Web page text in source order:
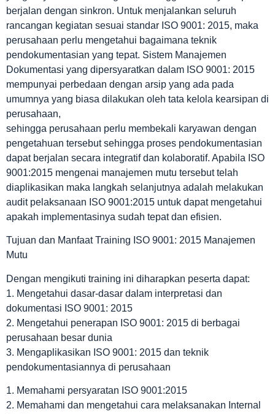
berjalan dengan sinkron. Untuk menjalankan seluruh
rancangan kegiatan sesuai standar ISO 9001: 2015, maka
perusahaan perlu mengetahui bagaimana teknik
pendokumentasian yang tepat. Sistem Manajemen
Dokumentasi yang dipersyaratkan dalam ISO 9001: 2015
mempunyai perbedaan dengan arsip yang ada pada
umumnya yang biasa dilakukan oleh tata kelola kearsipan di
perusahaan,
sehingga perusahaan perlu membekali karyawan dengan
pengetahuan tersebut sehingga proses pendokumentasian
dapat berjalan secara integratif dan kolaboratif. Apabila ISO
9001:2015 mengenai manajemen mutu tersebut telah
diaplikasikan maka langkah selanjutnya adalah melakukan
audit pelaksanaan ISO 9001:2015 untuk dapat mengetahui
apakah implementasinya sudah tepat dan efisien.
Tujuan dan Manfaat Training ISO 9001: 2015 Manajemen
Mutu
Dengan mengikuti training ini diharapkan peserta dapat:
1. Mengetahui dasar-dasar dalam interpretasi dan
dokumentasi ISO 9001: 2015
2. Mengetahui penerapan ISO 9001: 2015 di berbagai
perusahaan besar dunia
3. Mengaplikasikan ISO 9001: 2015 dan teknik
pendokumentasiannya di perusahaan
1. Memahami persyaratan ISO 9001:2015
2. Memahami dan mengetahui cara melaksanakan Internal